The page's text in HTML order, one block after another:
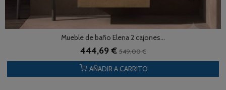
Mueble de baño Elena 2 cajones...
444,69 €549,00 €
AÑADIR A CARRITO